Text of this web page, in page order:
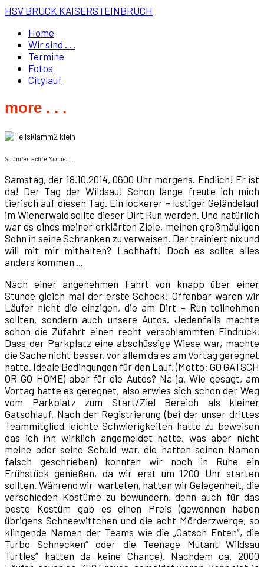
HSV BRUCK KAISERSTEINBRUCH
Home
Wir sind . . .
Termine
Fotos
Citylauf
more . . .
So laufen echte Männer...
Samstag, der 18.10.2014, 0600 Uhr morgens. Endlich! Er ist
da! Der Tag der Wildsau! Schon lange freute ich mich
tierisch auf diesen Tag. Ein lockerer – lustiger Geländelauf
im Wienerwald sollte dieser Dirt Run werden. Und natürlich
war es eines meiner erklärten Ziele, meinen großmäuligen
Sohn in seine Schranken zu verweisen. Der trainiert nix und
will mit mir mithalten? Lachhaft! Doch es sollte alles
anders kommen ...
Nach einer angenehmen Fahrt von knapp über einer
Stunde gleich mal der erste Schock! Offenbar waren wir
Läufer nicht die einzigen, die am Dirt – Run teilnehmen
sollten, sondern auch unsere Autos. Jedenfalls machte
schon die Zufahrt einen recht verschlammten Eindruck.
Dass der Parkplatz eine abschüssige Wiese war, machte
die Sache nicht besser, vor allem da es am Vortag geregnet
hatte. Ideale Bedingungen für den Lauf, (Motto: GO GATSCH
OR GO HOME) aber für die Autos? Na ja. Wie gesagt, am
Vortag hatte es geregnet, also erwies sich schon der Weg
vom Parkplatz zum Start/Ziel Bereich als kleiner
Gatschlauf. Nach der Registrierung (bei der unser drittes
Teammitglied leichte Schwierigkeiten hatte zu beweisen
das ich ihn wirklich angemeldet hatte, was aber nicht
meine oder seine Schuld war, die hatten seinen Namen
falsch geschrieben) konnten wir noch in Ruhe ein
Frühstück genießen, da wir erst um 1200 Uhr starten
sollten. Während wir warteten, hatten wir Gelegenheit, die
verschieden Kostüme zu bewundern, denn auch für das
beste Kostüm gab es einen Preis (gewonnen haben
übrigens Schneewittchen und die acht Mörderzwerge, so
klingende Namen der Teams wie die „Gatsch Enten“, die
Turbo Schnecken“ oder die Teenage Mutant Wildsau
Turtles“ hatten da keine Chance). Nachdem ca. 2000